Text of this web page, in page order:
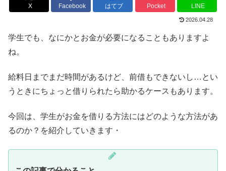
X Facebook はてブ Pocket LINE
2026.04.28
学生でも、なにかとお金が必要になることもありますよ
ね。
給料日までまだ時間があるけど、前借もできないし…とい
うときにちょっと借りられたら助かるケースもあります。
今回は、学生がお金を借りる方法にはどのような方法があ
るのか？を紹介していきます・